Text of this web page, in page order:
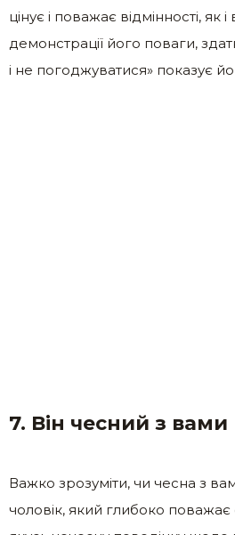
цінує і поважає відмінності, як
демонстрації його поваги,
і не погоджуватися» показує
7. Він чесний з вами
Важко зрозуміти, чи чесна з
чоловік, який глибоко